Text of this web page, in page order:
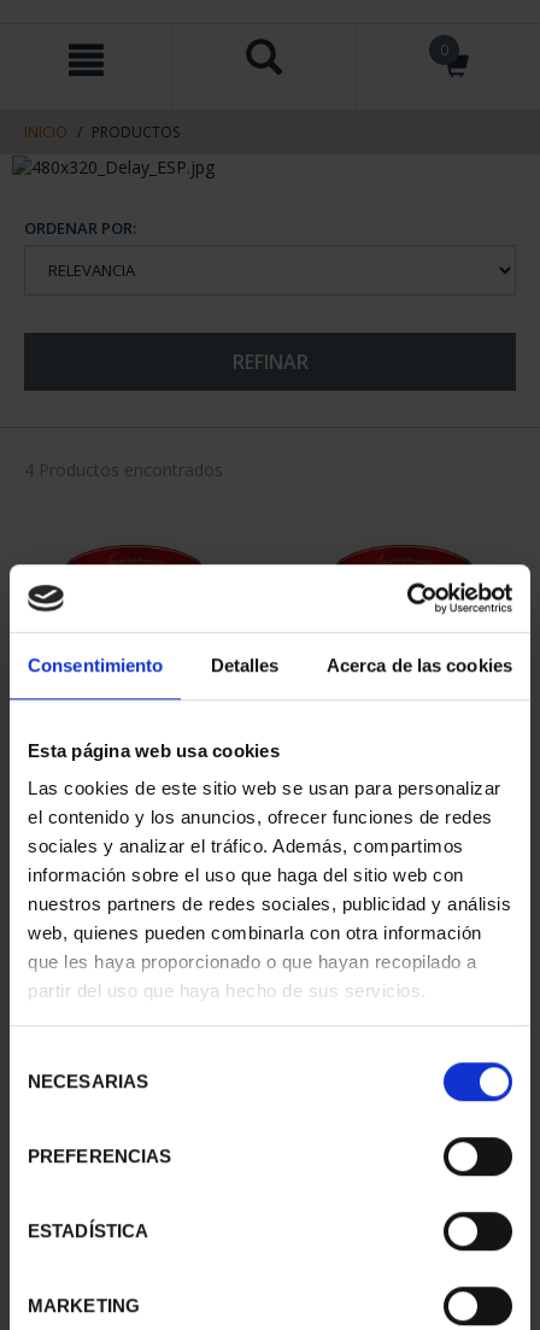
Consentimiento Detalles Acerca de las cookies
Esta página web usa cookies
Las cookies de este sitio web se usan para personalizar
el contenido y los anuncios, ofrecer funciones de redes
sociales y analizar el tráfico. Además, compartimos
información sobre el uso que haga del sitio web con
nuestros partners de redes sociales, publicidad y análisis
web, quienes pueden combinarla con otra información
que les haya proporcionado o que hayan recopilado a
partir del uso que haya hecho de sus servicios.
NECESARIAS
PREFERENCIAS
ESTADÍSTICA
MARKETING
contenido
navegacin
0
INICIO PRODUCTOS
ORDENAR POR:
REFINAR
4 Productos encontrados
SUSCRIPCIÓN
CAPITALES DE
PROVINCIA 1
949,00 €
Sólo para usuarios
registrados
SUSCRIPCIÓN
CAPITALES DE
PROVINCIA 2
949,00 €
Sólo para usuarios
registrados
SUSCRIPCIÓN
949,00 €
SUSCRIPCIÓN
CAPITALES DE
PROVINCIA 4
949,00 €